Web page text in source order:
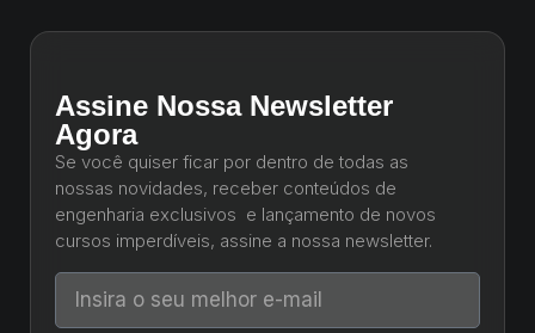
Assine Nossa Newsletter
Agora
Se você quiser ficar por dentro de todas as
nossas novidades, receber conteúdos de
engenharia exclusivos e lançamento de novos
cursos imperdíveis, assine a nossa newsletter.